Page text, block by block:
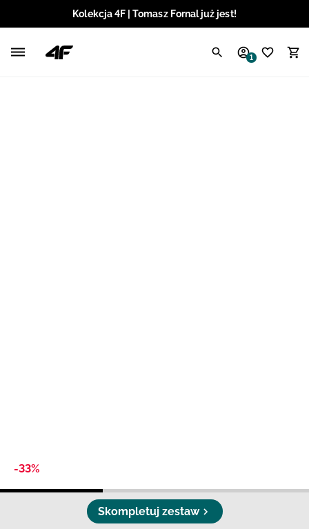
Kolekcja 4F | Tomasz Fornal już jest!
1
-33%
Skompletuj zestaw